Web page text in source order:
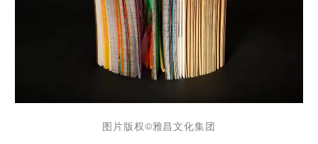
图片版权️©雅昌文化集团